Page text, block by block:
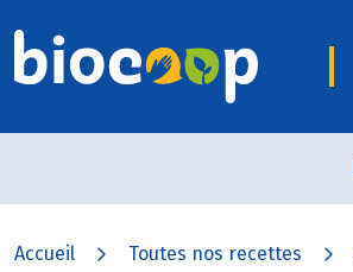
Accueil Toutes nos recettes